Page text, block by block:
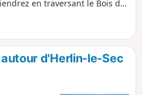
en traversant le Bois de
et pour finir vous passerez
largement ombragée.
d'Herlin-le-Sec